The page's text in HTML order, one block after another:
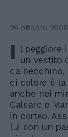
26 ottobre 2008
I l peggiore
un vestito
da
di colore è
anche nei
Calearo e
in corteo.
lui con un